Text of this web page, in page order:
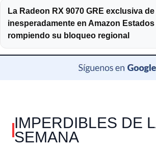
La Radeon RX 9070 GRE exclusiva
inesperadamente en Amazon
rompiendo su bloqueo regional
IMPERDIBLES DE
SEMANA